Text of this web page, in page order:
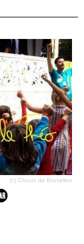
(c) Choux de Bruxelles